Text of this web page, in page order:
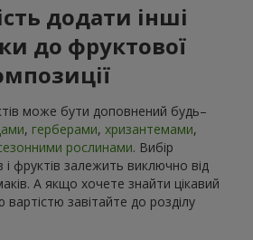
додати інші
до фруктової
може бути доповнений будь–
, герберами, хризантемами,
рослинами. Вибір
і фруктів залежить виключно від
А якщо хочете знайти цікавий
завітайте до розділу